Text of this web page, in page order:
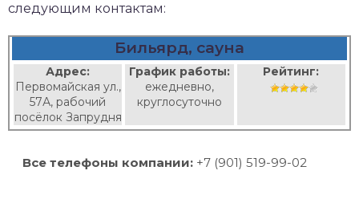
следующим контактам:
Бильярд, сауна
Адрес:
Первомайская ул.,
57А, рабочий
посёлок Запрудня
График работы:
ежедневно,
круглосуточно
Рейтинг:
Все телефоны компании: +7 (901) 519-99-02